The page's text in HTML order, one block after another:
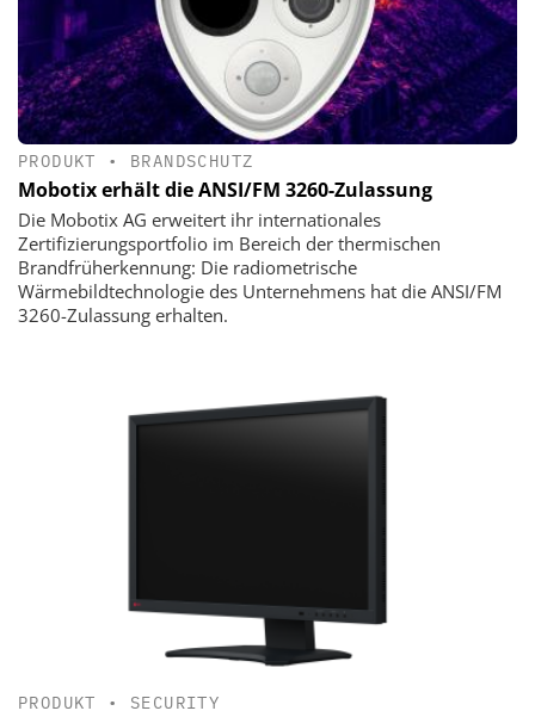
PRODUKT • BRANDSCHUTZ
Mobotix erhält die ANSI/FM 3260-Zulassung
Die Mobotix AG erweitert ihr internationales
Zertifizierungsportfolio im Bereich der thermischen
Brandfrüherkennung: Die radiometrische
Wärmebildtechnologie des Unternehmens hat die ANSI/FM
3260-Zulassung erhalten.
PRODUKT • SECURITY